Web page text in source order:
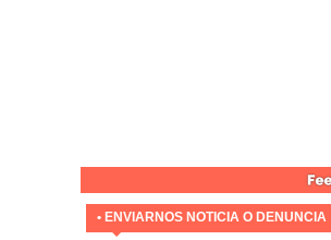
• ENVIARNOS NOTICIA O DENUNCIA